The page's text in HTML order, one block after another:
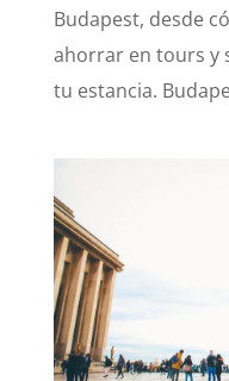
Budapest, desde
ahorrar en tours y
tu estancia.